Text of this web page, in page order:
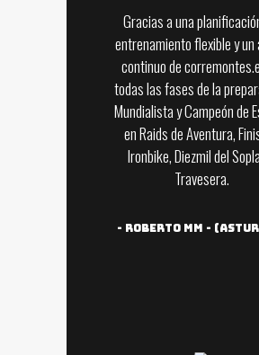
Gracias a una
entrenamiento flexible y un
continuo de
todas las fases de la
Mundialista y Campeón de
en Raids de Aventura,
Ironbike, Diezmil del
Travesera.
- Roberto MM -